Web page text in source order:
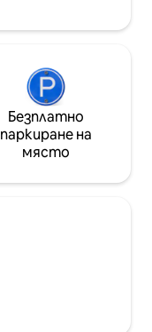
Безплатно
паркиране на
място